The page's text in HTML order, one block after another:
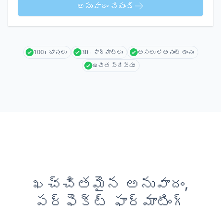
అనువాదం చేయండి
100+ భాషలు 30+ ఫార్మాట్లు
అసలు లేఅవుట్ ఉంచు
ఉచిత ప్రివ్యూ
ఖచ్చితమైన అనువాదం,
పర్ఫెక్ట్ ఫార్మాటింగ్